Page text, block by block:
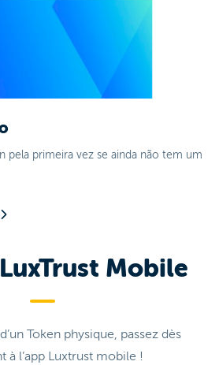
pela primeira vez se ainda não tem um
Mobile
Token physique, passez dès
à l’app Luxtrust mobile !